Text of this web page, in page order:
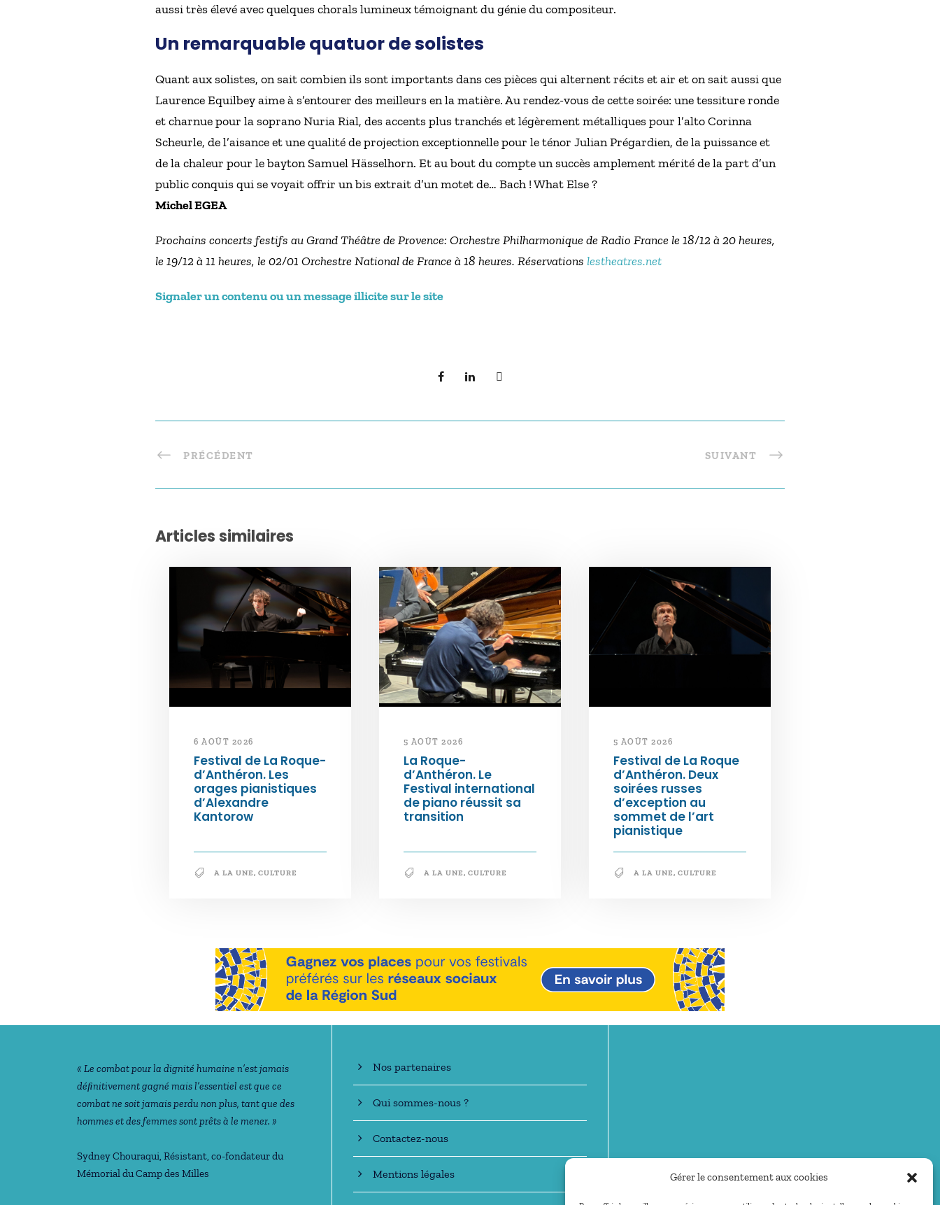
Gérer le consentement aux cookies
aussi très élevé avec quelques chorals lumineux témoignant du génie du compositeur.
Un remarquable quatuor de solistes
Quant aux solistes, on sait combien ils sont importants dans ces pièces qui alternent récits et air et on sait aussi que
Laurence Equilbey aime à s’entourer des meilleurs en la matière. Au rendez-vous de cette soirée: une tessiture ronde
et charnue pour la soprano Nuria Rial, des accents plus tranchés et légèrement métalliques pour l’alto Corinna
Scheurle, de l’aisance et une qualité de projection exceptionnelle pour le ténor Julian Prégardien, de la puissance et
de la chaleur pour le bayton Samuel Hässelhorn. Et au bout du compte un succès amplement mérité de la part d’un
public conquis qui se voyait offrir un bis extrait d’un motet de… Bach ! What Else ?
Michel EGEA
Prochains concerts festifs au Grand Théâtre de Provence: Orchestre Philharmonique de Radio France le 18/12 à 20 heures,
le 19/12 à 11 heures, le 02/01 Orchestre National de France à 18 heures. Réservations lestheatres.net
Signaler un contenu ou un message illicite sur le site
PRÉCÉDENT SUIVANT
Articles similaires
6 AOÛT 2026
Festival de La Roque-
d’Anthéron. Les
orages pianistiques
d’Alexandre
Kantorow
A LA UNE, CULTURE
5 AOÛT 2026
La Roque-
d’Anthéron. Le
Festival international
de piano réussit sa
transition
A LA UNE, CULTURE
5 AOÛT 2026
Festival de La Roque
d’Anthéron. Deux
soirées russes
d’exception au
sommet de l’art
pianistique
A LA UNE, CULTURE
Notre philosophie
« Le combat pour la dignité humaine n’est jamais
déﬁnitivement gagné mais l’essentiel est que ce
combat ne soit jamais perdu non plus, tant que des
hommes et des femmes sont prêts à le mener. »
Sydney Chouraqui, Résistant, co-fondateur du
Mémorial du Camp des Milles
En savoir +
Nos partenaires
Qui sommes-nous ?
Contactez-nous
Mentions légales